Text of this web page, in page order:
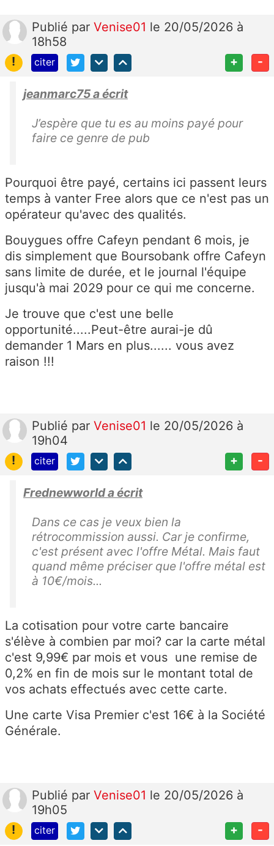
Publié par Venise01 le 20/05/2026 à
18h58
!
citer + -
jeanmarc75 a écrit
J’espère que tu es au moins payé pour
faire ce genre de pub
Pourquoi être payé, certains ici passent leurs
temps à vanter Free alors que ce n'est pas un
opérateur qu'avec des qualités.
Bouygues offre Cafeyn pendant 6 mois, je
dis simplement que Boursobank offre Cafeyn
sans limite de durée, et le journal l'équipe
jusqu'à mai 2029 pour ce qui me concerne.
Je trouve que c'est une belle
opportunité.....Peut-être aurai-je dû
demander 1 Mars en plus...... vous avez
raison !!!
Publié par Venise01 le 20/05/2026 à
19h04
!
citer + -
Frednewworld a écrit
Dans ce cas je veux bien la
rétrocommission aussi. Car je confirme,
c'est présent avec l'offre Métal. Mais faut
quand même préciser que l'offre métal est
à 10€/mois...
La cotisation pour votre carte bancaire
s'élève à combien par moi? car la carte métal
c'est 9,99€ par mois et vous une remise de
0,2% en fin de mois sur le montant total de
vos achats effectués avec cette carte.
Une carte Visa Premier c'est 16€ à la Société
Générale.
Publié par Venise01 le 20/05/2026 à
19h05
!
citer + -